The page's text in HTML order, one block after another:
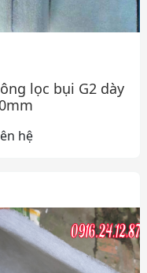
lọc bụi G2 dày
hệ